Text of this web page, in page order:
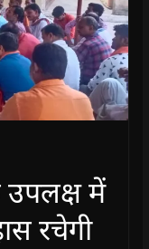
उपलक्ष में
रचेगी